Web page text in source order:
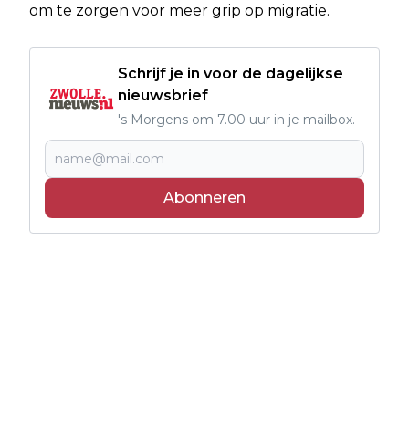
om te zorgen voor meer grip op migratie.
Schrijf je in voor de dagelijkse
nieuwsbrief
's Morgens om 7.00 uur in je mailbox.
Abonneren